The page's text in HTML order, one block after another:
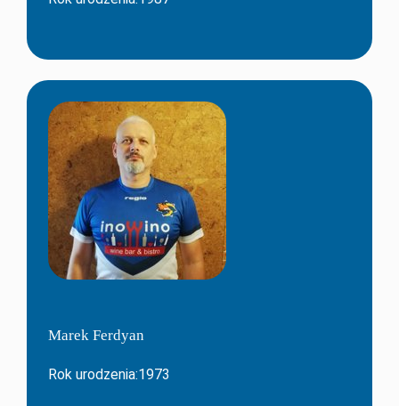
Marek Ferdyan
Rok urodzenia:1973